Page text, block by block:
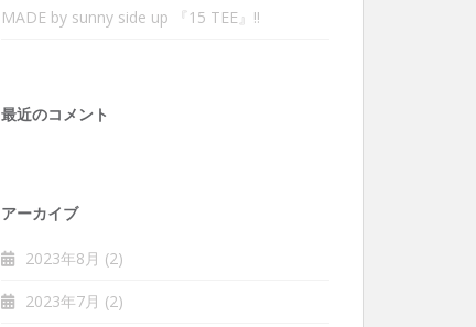
MADE by sunny side up 『15 TEE』‼︎
最近のコメント
アーカイブ
2023年8月 (2)
2023年7月 (2)